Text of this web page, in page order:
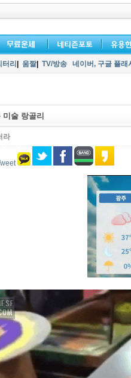
터리 움짤| TV/방송 네이버, 구글 플
술 랑골리
라